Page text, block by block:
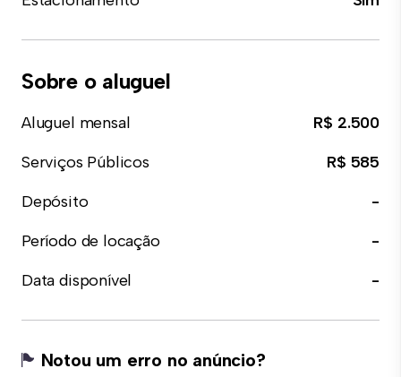
Sobre o aluguel
Aluguel mensal
R$ 2.500
Serviços Públicos
R$ 585
Depósito
-
Período de locação
-
Data disponível
-
Notou um erro no anúncio?